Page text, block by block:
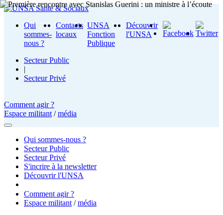
Qui
sommes-
nous ?
Contacts
locaux
UNSA
Fonction
Publique
Découvrir
l'UNSA
Secteur Public
|
Secteur Privé
Comment agir ?
Espace militant /média
Qui sommes-nous ?
Secteur Public
Secteur Privé
S'incrire à la newsletter
Découvrir l'UNSA
Comment agir ?
Espace militant /média